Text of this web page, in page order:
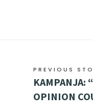
PREVIOUS
KAMPANJA:
OPINION